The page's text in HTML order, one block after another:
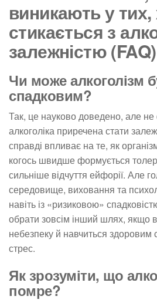
виникають у тих,
стикається з
залежністю (FAQ)
Чи може алкоголізм
спадковим?
Так, це науково доведено, але
алкоголіка приречена стати
справді впливає на те, як
когось швидше формується
сильніше відчуття ейфорії. Але
середовище, виховання та
навіть із «ризиковою»
обрати зовсім інший шлях, якщо
небезпеку й навчиться здоровим
стрес.
Як зрозуміти, що
помре?